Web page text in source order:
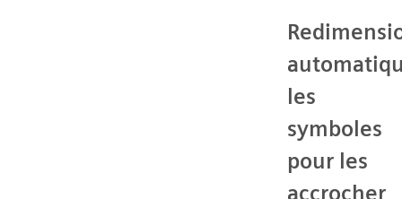
les
symboles
pour les
accrocher